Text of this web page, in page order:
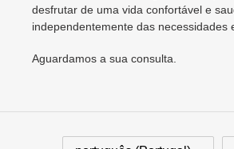
desfrutar de uma vida confortável e
independentemente das necessidades
Aguardamos a sua consulta.